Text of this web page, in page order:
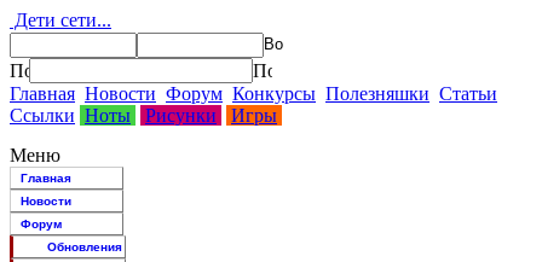
Дети сети...
Главная Новости Форум Конкурсы Полезняшки Статьи
Ссылки Ноты Рисунки
Игры
Меню
Главная
Новости
Форум
Обновления